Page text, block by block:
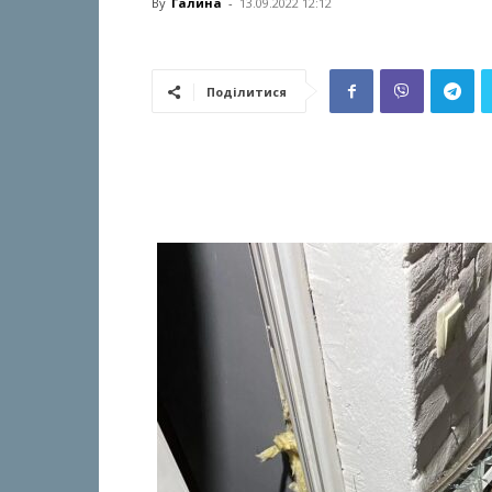
Поділитися